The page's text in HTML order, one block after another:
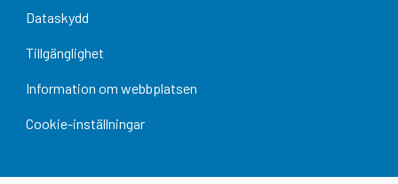
Dataskydd
Tillgänglighet
Information om webbplatsen
Cookie-inställningar